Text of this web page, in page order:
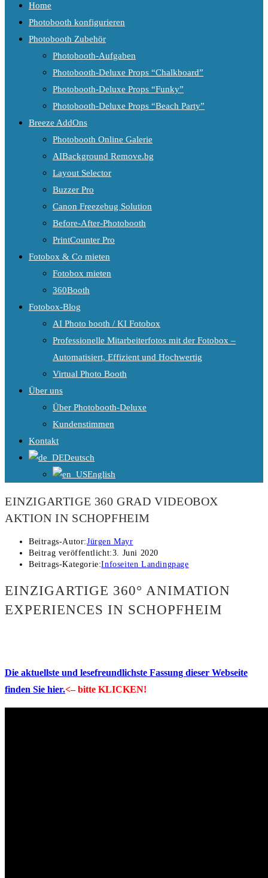
Home
Photobooth konfigurieren
Photobooth Zubehör
Photobooth-Aufgaben
Photobooth-Deluxe Props “Chalkboard”
Photobooth-Deluxe Props “Funky”
Photobooth-Deluxe Props “Beach Party”
Breeze AddOns
Photobooth Online Galerie
AIBackground Remove.bg
Layout Selector
Buzzer Pro
Canon Freezebug Solution
Before-After-Photobooth
PrintCounter Pro
Fotobox & Co mieten
Fotobox mieten
360Booth
Fotobox-Blog
AI Photo booth / KI Fotobox
Professionelle Mitarbeiterfotos mit der Fotobox –
Automatisiert, Effizient und Hochwertig
Virtual Photo Booth
Über uns
Über Photobooth-Deluxe
Kundenstimmen
Kontakt
Deutsch
English
EINZIGARTIGE 360 GRAD VIDEOBOX
AKTION IN SCHOPFHEIM
Beitrags-Autor:Jürgen Mayr
Beitrag veröffentlicht:3. Juni 2020
Beitrags-Kategorie:Infoseiten Landingpage
EINZIGARTIGE 360° ANIMATION
EXPERIENCES IN SCHOPFHEIM
Die aktuellste und lesefreundlichste Fassung dieser Webseite
finden Sie hier.<– bitte KLICKEN!